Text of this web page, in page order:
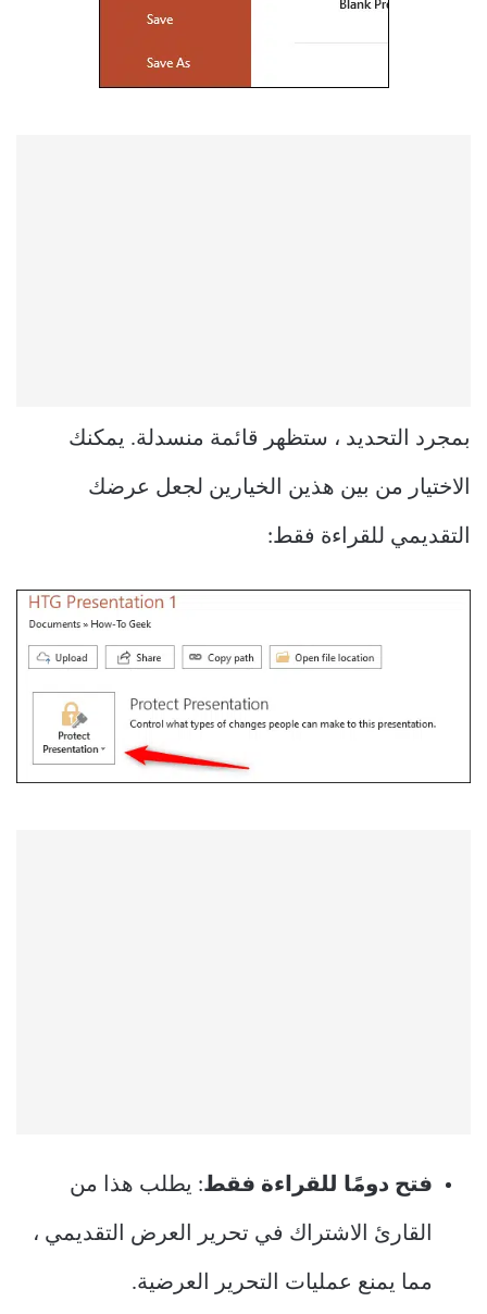
بمجرد التحديد ، ستظهر قائمة منسدلة. يمكنك
الاختيار من بين هذين الخيارين لجعل عرضك
التقديمي للقراءة فقط:
فتح دومًا للقراءة فقط: يطلب هذا من
القارئ الاشتراك في تحرير العرض التقديمي ،
مما يمنع عمليات التحرير العرضية.